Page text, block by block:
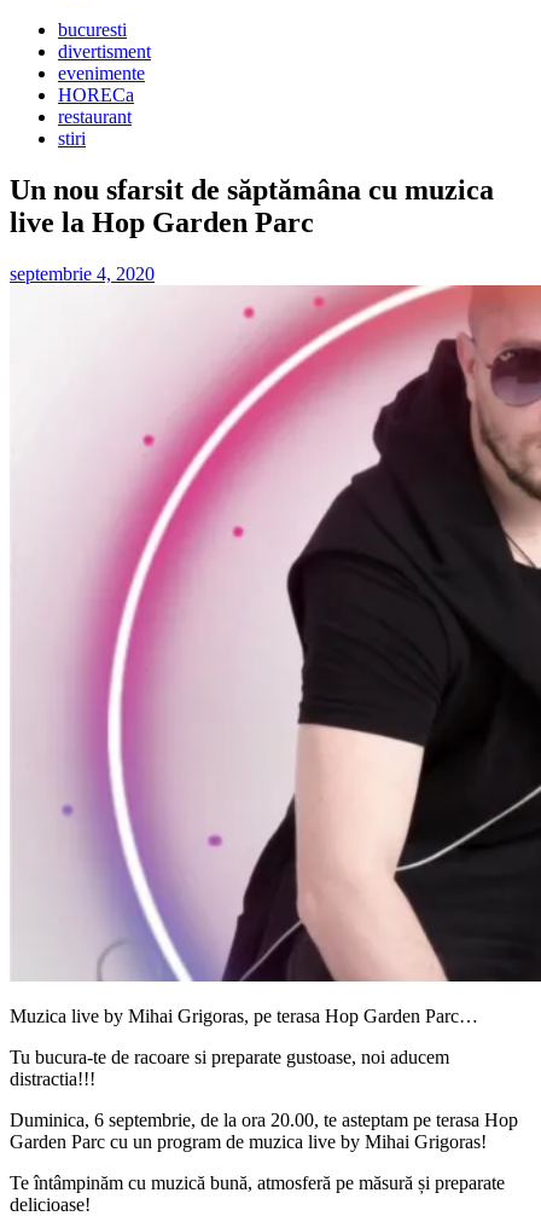
bucuresti
divertisment
evenimente
HORECa
restaurant
stiri
Un nou sfarsit de săptămâna cu muzica
live la Hop Garden Parc
septembrie 4, 2020
Muzica live by Mihai Grigoras, pe terasa Hop Garden Parc…
Tu bucura-te de racoare si preparate gustoase, noi aducem
distractia!!!
Duminica, 6 septembrie, de la ora 20.00, te asteptam pe terasa Hop
Garden Parc cu un program de muzica live by Mihai Grigoras!
Te întâmpinăm cu muzică bună, atmosferă pe măsură și preparate
delicioase!